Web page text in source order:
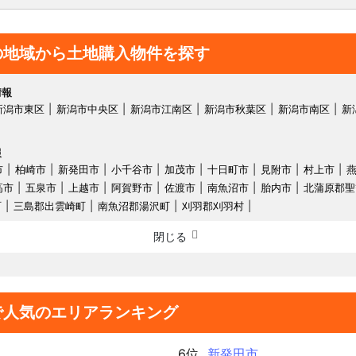
域から土地購入物件を探す
潟市東区 新潟市中央区 新潟市江南区 新潟市秋葉区 新潟市南区
新
柏崎市 新発田市 小千谷市 加茂市 十日町市 見附市 村上市
市 五泉市 上越市 阿賀野市 佐渡市 南魚沼市 胎内市
北蒲原郡
三島郡出雲崎町 南魚沼郡湯沢町 刈羽郡刈羽村
閉じる
気のエリアランキング